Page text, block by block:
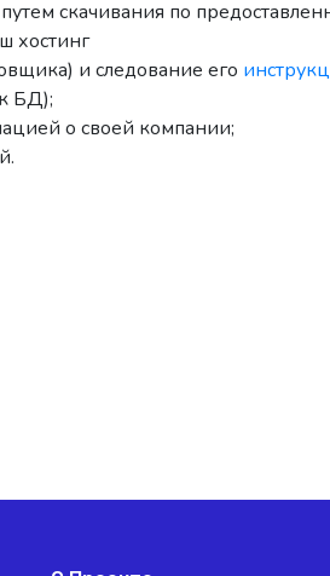
скачивания по
хостинг
и следование его
БД);
о своей компании;